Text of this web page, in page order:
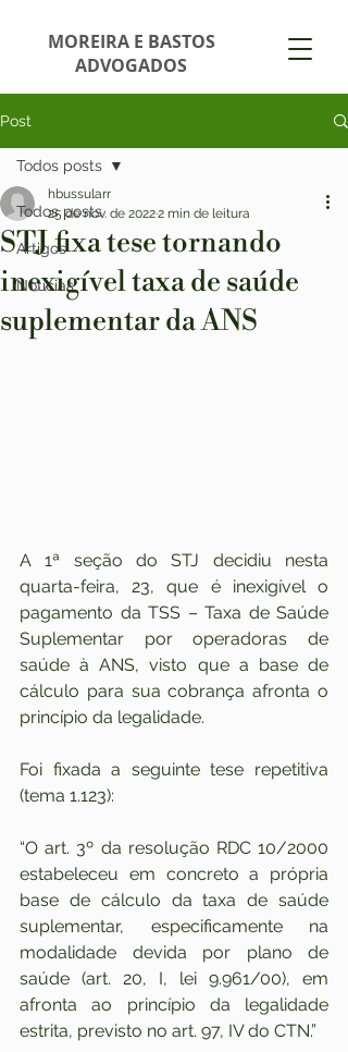
MOREIRA E BASTOS
ADVOGADOS
Post
Todos posts
Artigos
Notícias
Todos posts
STJ fixa tese tornando
inexigível taxa de saúde
suplementar da ANS
hbussularr
25 de nov. de 20222 min de leitura
A 1ª seção do STJ decidiu nesta
quarta-feira, 23, que é inexigível o
pagamento da TSS – Taxa de Saúde
Suplementar por operadoras de
saúde à ANS, visto que a base de
cálculo para sua cobrança afronta o
princípio da legalidade.
Foi fixada a seguinte tese repetitiva
(tema 1.123):
“O art. 3º da resolução RDC 10/2000
estabeleceu em concreto a própria
base de cálculo da taxa de saúde
suplementar, especificamente na
modalidade devida por plano de
saúde (art. 20, I, lei 9.961/00), em
afronta ao princípio da legalidade
estrita, previsto no art. 97, IV do CTN.”